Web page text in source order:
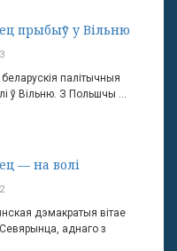
прыбыў у Вільню
палітычныя
ў Вільню. З Польшчы ...
— на волі
дэмакратыя вітае
аднаго з